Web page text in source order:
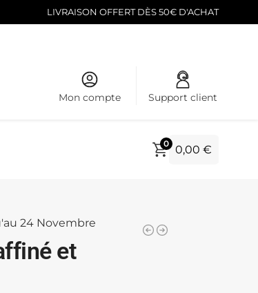
LIVRAISON OFFERT DÈS 50€ D'ACHAT
Mon compte Support client
0 0,00€
24 Novembre
et